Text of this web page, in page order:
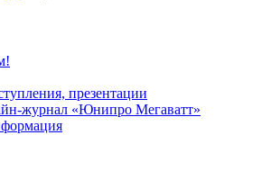
презентации
журнал «Юнипро Мегаватт»